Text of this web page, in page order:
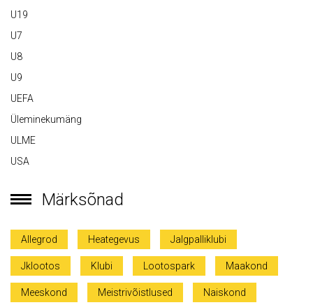
U19
U7
U8
U9
UEFA
Üleminekumäng
ULME
USA
Märksõnad
Allegrod Heategevus Jalgpalliklubi
Jklootos Klubi Lootospark Maakond
Meeskond Meistrivõistlused Naiskond